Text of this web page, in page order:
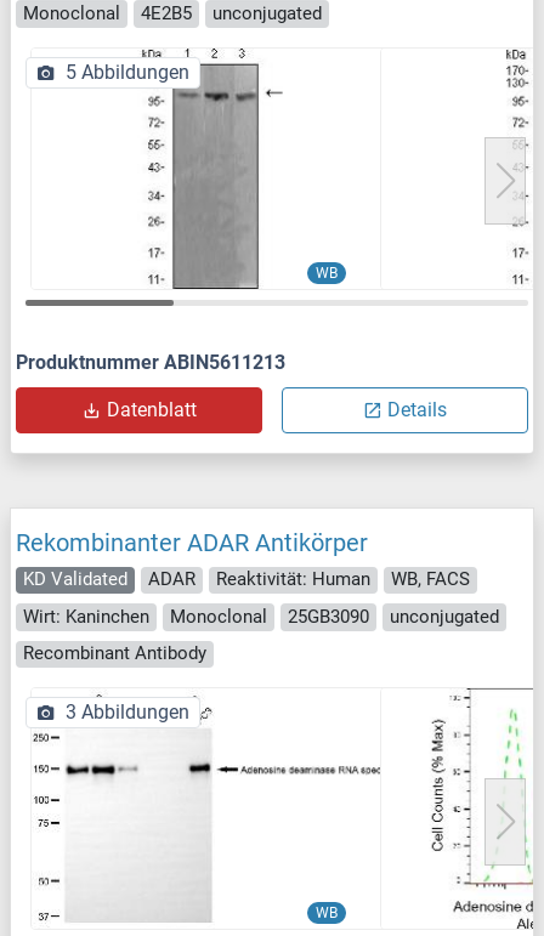
Monoclonal
4E2B5 unconjugated
WB
5 Abbildungen
Produktnummer ABIN5611213
Datenblatt Details
Rekombinanter ADAR Antikörper
KD Validated ADAR Reaktivität: Human
WB, FACS
Wirt: Kaninchen
Monoclonal 25GB3090
unconjugated
Recombinant Antibody
WB
3 Abbildungen